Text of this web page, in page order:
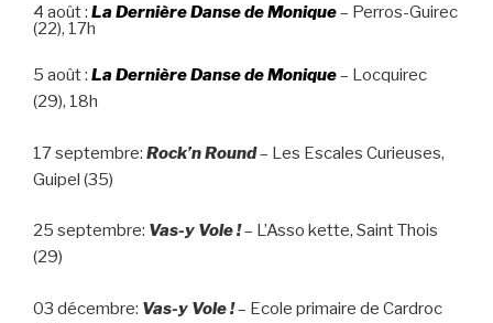
4 août : La Dernière Danse de Monique– Perros-Guirec
(22), 17h
5 août : La Dernière Danse de Monique– Locquirec
(29), 18h
17 septembre: Rock’n Round– Les Escales Curieuses,
Guipel (35)
25 septembre: Vas-y Vole !– L’Asso kette, Saint Thois
(29)
03 décembre: Vas-y Vole !– Ecole primaire de Cardroc